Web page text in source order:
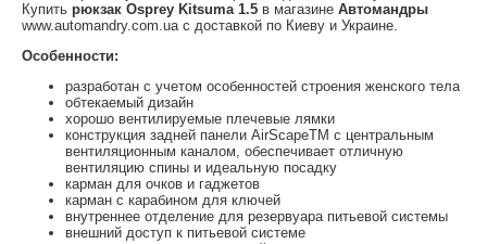
Купить рюкзак Osprey Kitsuma 1.5 в магазине Автомандры
www.automandry.com.ua с доставкой по Киеву и Украине.
Особенности:
разработан с учетом особенностей строения женского тела
обтекаемый дизайн
хорошо вентилируемые плечевые лямки
конструкция задней панели AirScapeТМ с центральным
вентиляционным каналом, обеспечивает отличную
вентиляцию спины и идеальную посадку
карман для очков и гаджетов
карман с карабином для ключей
внутреннее отделение для резервуара питьевой системы
внешний доступ к питьевой системе